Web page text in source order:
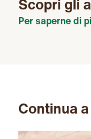
Per saperne di
Continua